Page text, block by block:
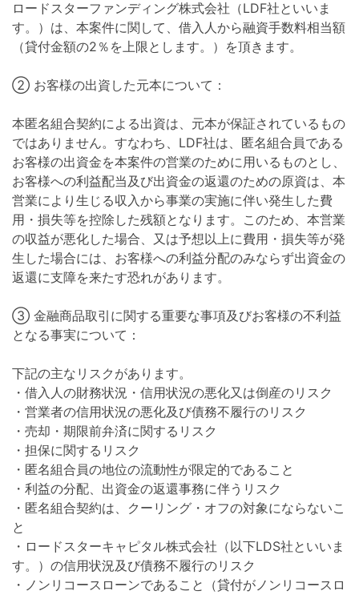
ロードスターファンディング株式会社（LDF社といいま
す。）は、本案件に関して、借入人から融資手数料相当額
（貸付金額の2％を上限とします。）を頂きます。
② お客様の出資した元本について：
本匿名組合契約による出資は、元本が保証されているもの
ではありません。すなわち、LDF社は、匿名組合員である
お客様の出資金を本案件の営業のために用いるものとし、
お客様への利益配当及び出資金の返還のための原資は、本
営業により生じる収入から事業の実施に伴い発生した費
用・損失等を控除した残額となります。このため、本営業
の収益が悪化した場合、又は予想以上に費用・損失等が発
生した場合には、お客様への利益分配のみならず出資金の
返還に支障を来たす恐れがあります。
③ 金融商品取引に関する重要な事項及びお客様の不利益
となる事実について：
下記の主なリスクがあります。
・借入人の財務状況・信用状況の悪化又は倒産のリスク
・営業者の信用状況の悪化及び債務不履行のリスク
・売却・期限前弁済に関するリスク
・担保に関するリスク
・匿名組合員の地位の流動性が限定的であること
・利益の分配、出資金の返還事務に伴うリスク
・匿名組合契約は、クーリング・オフの対象にならないこ
と
・ロードスターキャピタル株式会社（以下LDS社といいま
す。）の信用状況及び債務不履行のリスク
・ノンリコースローンであること（貸付がノンリコースロ